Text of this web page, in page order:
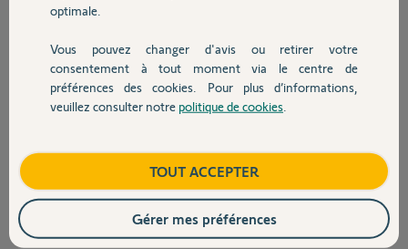
Devis avec un pro
Contact
Réponses
de raccordement fort simple est livrée avec.*
Ainsi qu'un digicode IO en vente sur boutique.
il y a plus d'un an
optimale.
Vous pouvez changer d'avis ou retirer votre
consentement à tout moment via le centre de
préférences des cookies. Pour plus d’informations,
veuillez consulter notre politique de cookies
TOUT ACCEPTER
Gérer mes préférences